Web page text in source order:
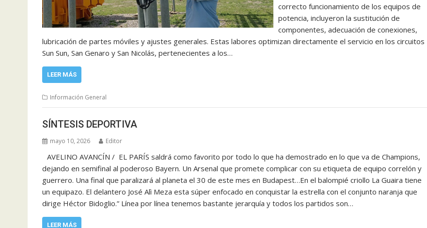
correcto funcionamiento de los equipos de
potencia, incluyeron la sustitución de
componentes, adecuación de conexiones,
lubricación de partes móviles y ajustes generales. Estas labores optimizan directamente el servicio en los circuitos
Sun Sun, San Genaro y San Nicolás, pertenecientes a los…
LEER MÁS
Información General
SÍNTESIS DEPORTIVA
mayo 10, 2026 Editor
AVELINO AVANCÍN / EL PARÍS saldrá como favorito por todo lo que ha demostrado en lo que va de Champions,
dejando en semifinal al poderoso Bayern. Un Arsenal que promete complicar con su etiqueta de equipo correlón y
guerrero. Una final que paralizará al planeta el 30 de este mes en Budapest…En el balompié criollo La Guaira tiene
un equipazo. El delantero José Alì Meza esta súper enfocado en conquistar la estrella con el conjunto naranja que
dirige Héctor Bidoglio.” Línea por línea tenemos bastante jerarquía y todos los partidos son…
LEER MÁS